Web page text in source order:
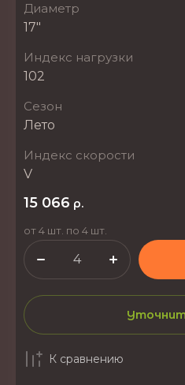
Диаметр
17"
Индекс нагрузки
102
Сезон
Лето
Индекс скорости
V
15 066 р.
от 4 шт. по 4 шт.
К сравнению